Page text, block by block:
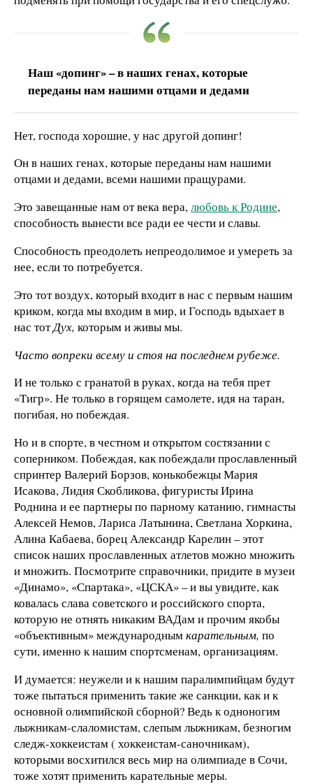
Наш «допинг» – в наших генах, которые
переданы нам нашими отцами и дедами
Нет, господа хорошие, у нас другой допинг!
Он в наших генах, которые переданы нам нашими
отцами и дедами, всеми нашими пращурами.
Это завещанные нам от века вера,любовь к Родине,
способность вынести все ради ее чести и славы.
Способность преодолеть непреодолимое и умереть за
нее, если то потребуется.
Это тот воздух, который входит в нас с первым нашим
криком, когда мы входим в мир, и Господь вдыхает в
нас тотДух, которым и живы мы.
Часто вопреки всему и стоя на последнем рубеже.
И не только с гранатой в руках, когда на тебя прет
«Тигр». Не только в горящем самолете, идя на таран,
погибая, но побеждая.
Но и в спорте, в честном и открытом состязании с
соперником. Побеждая, как побеждали прославленный
спринтер Валерий Борзов, конькобежцы Мария
Исакова, Лидия Скобликова, фигуристы Ирина
Роднина и ее партнеры по парному катанию, гимнасты
Алексей Немов, Лариса Латынина, Светлана Хоркина,
Алина Кабаева, борец Александр Карелин – этот
список наших прославленных атлетов можно множить
и множить. Посмотрите справочники, придите в музеи
«Динамо», «Спартака», «ЦСКА» – и вы увидите, как
ковалась слава советского и российского спорта,
которую не отнять никаким ВАДам и прочим якобы
«объективным» международнымкарательным, по
сути, именно к нашим спортсменам, организациям.
И думается: неужели и к нашим паралимпийцам будут
тоже пытаться применить такие же санкции, как и к
основной олимпийской сборной? Ведь к одноногим
лыжникам-слаломистам, слепым лыжникам, безногим
следж-хоккеистам ( хоккеистам-саночникам),
которыми восхитился весь мир на олимпиаде в Сочи,
тоже хотят применить карательные меры.